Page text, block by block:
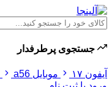
جستجوی پرطرفدار
آیفون ۱۷ موبایل a56